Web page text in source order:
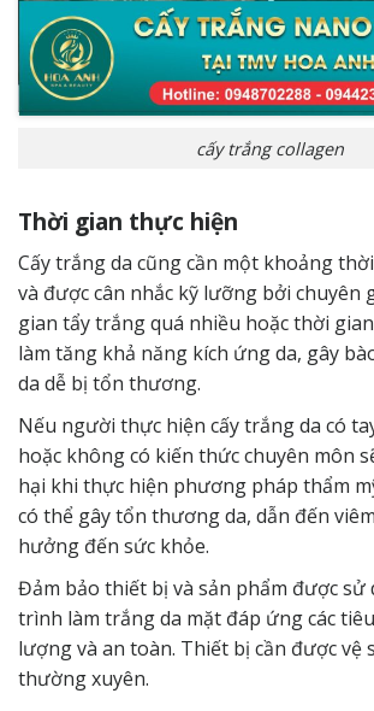
cấy trắng collagen
Thời gian thực hiện
Cấy trắng da cũng cần một khoảng
và được cân nhắc kỹ lưỡng bởi chuyên
gian tẩy trắng quá nhiều hoặc thời
làm tăng khả năng kích ứng da, gây
da dễ bị tổn thương.
Nếu người thực hiện cấy trắng da có
hoặc không có kiến ​​thức chuyên môn
hại khi thực hiện phương pháp thẩm
có thể gây tổn thương da, dẫn đến
hưởng đến sức khỏe.
Đảm bảo thiết bị và sản phẩm được
trình làm trắng da mặt đáp ứng các
lượng và an toàn. Thiết bị cần được vệ
thường xuyên.